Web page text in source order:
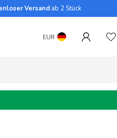
Versand ab 2 Stück
EUR